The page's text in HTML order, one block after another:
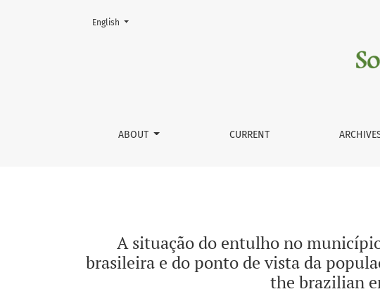
A situação do entulho no município de Uberlândia-
ABOUT CURRENT
Change the language. The current language is:
English
A situação do entulho no
brasileira e do ponto de vista da
the brazilian